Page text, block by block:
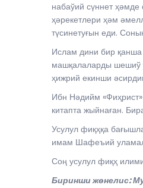
набаўий сүннет
ҳәрекетлери ҳәм
түсинетуғын еди.
Ислам дини бир қанша
машқалаларды шешиў
ҳижрий екинши
Ибн Нәдийм
китапта жыйнаған.
Усулул фиқҳқа
имам Шафеъий
Соң усулул фиқҳ
Биринши жөнелис: